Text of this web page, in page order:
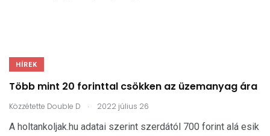
HÍREK
Több mint 20 forinttal csökken az üzemanyag ára
Közzétette Double D . 2022 július 26
A holtankoljak.hu adatai szerint szerdától 700 forint alá esik